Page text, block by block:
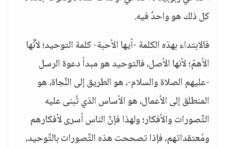
كل ذلك هو واحدٌ فيه.
فالابتداء بهذه الكلمة -أيها الأحبة- كلمة التوحيد؛ لأنَّها
الأهمّ؛ لأنها الأصل، فالتوحيد هو مبدأ دعوة الرسل
-عليهم الصلاة والسلام-، هو الطريق إلى النَّجاة، هو
المنطلق إلى الأعمال، هو الأساس الذي تُبنى عليه
التَّصورات والأفكار؛ ولهذا فإنَّ الناس أسرى لأفكارهم
ومُعتقداتهم، فإذا تصححت هذه التَّصورات بالتَّوحيد،